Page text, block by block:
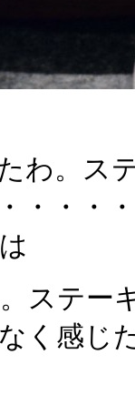
わ。ス
・・・
ステー
く感じ